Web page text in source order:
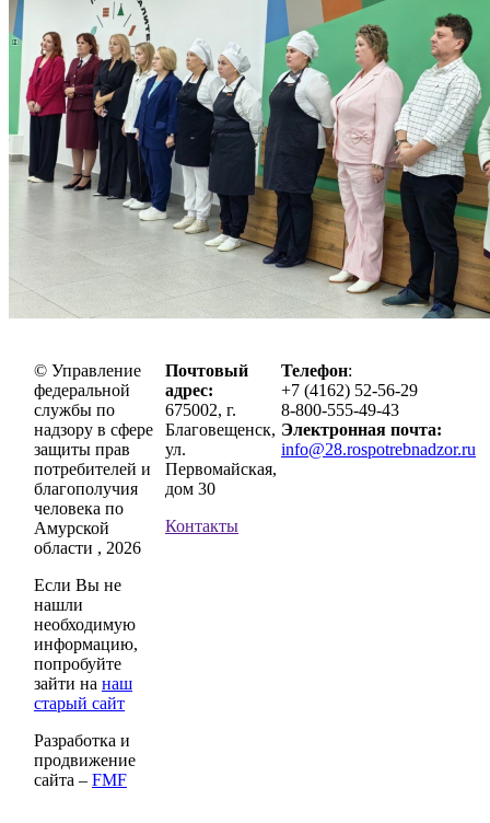
© Управление
федеральной
службы по
надзору в сфере
защиты прав
потребителей и
благополучия
человека по
Амурской
области , 2026
Если Вы не
нашли
необходимую
информацию,
попробуйте
зайти на наш
старый сайт
Разработка и
продвижение
сайта – FMF
Почтовый
адрес:
675002, г.
Благовещенск,
ул.
Первомайская,
дом 30
Контакты
Телефон:
+7 (4162) 52-56-29
8-800-555-49-43
Электронная почта:
info@28.rospotrebnadzor.ru